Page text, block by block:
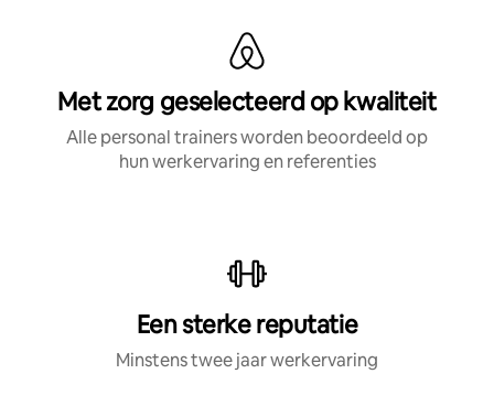
Met zorg geselecteerd op kwaliteit
Alle personal trainers worden beoordeeld op
hun werkervaring en referenties
Een sterke reputatie
Minstens twee jaar werkervaring